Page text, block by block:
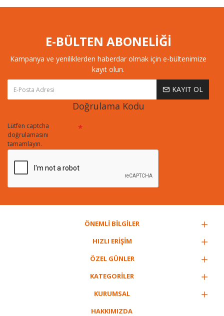
E-BÜLTEN ABONELİĞİ
Kampanya ve yeniliklerden haberdar olmak için e-bültenimize
kayıt olun.
KAYIT OL
Doğrulama Kodu
Lütfen captcha
doğrulamasını
tamamlayın.
ÖNEMLİ BİLGİLER
HIZLI ERİŞİM
ÖZEL GÜNLER
KATEGORİLER
KURUMSAL
HAKKIMIZDA